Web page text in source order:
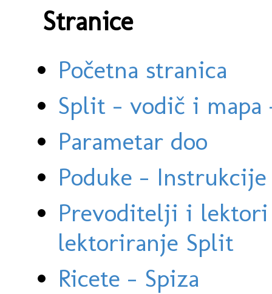
Stranice
Početna stranica
Split - vodič i
Parametar doo
Poduke -
Prevoditelji i
lektoriranje Split
Ricete - Spiza